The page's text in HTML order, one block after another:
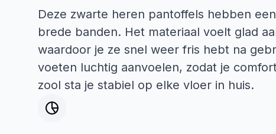
Deze zwarte heren pantoffels hebben
brede banden. Het materiaal voelt glad
waardoor je ze snel weer fris hebt na
voeten luchtig aanvoelen, zodat je
zool sta je stabiel op elke vloer in huis.